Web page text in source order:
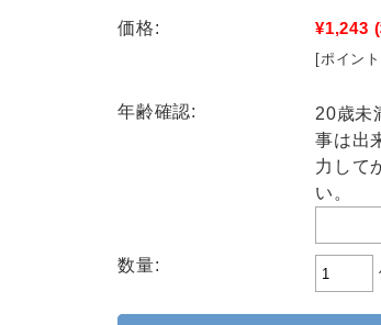
価格: ¥1,243
[ポイン
年齢確認:
20歳未
事は出
力して
い。
数量: